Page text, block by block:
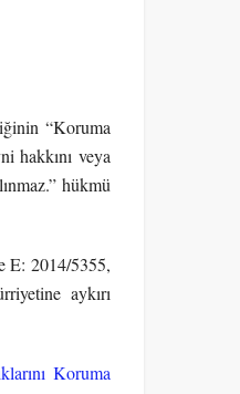
“Koruma
hakkını veya
hükmü
E: 2014/5355,
aykırı
Koruma